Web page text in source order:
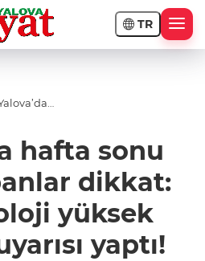
TR
yapanlarhafta sonu
dikkat:
yüksek
yaptı!